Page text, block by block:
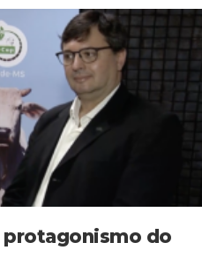
protagonismo do